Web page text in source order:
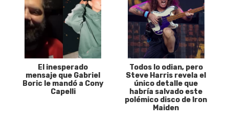
El inesperado
mensaje que Gabriel
Boric le mandó a Cony
Capelli
Todos lo odian, pero
Steve Harris revela el
único detalle que
habría salvado este
polémico disco de Iron
Maiden